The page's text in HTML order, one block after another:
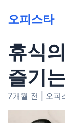
오피스타
휴식
즐기
7개월 전 오피